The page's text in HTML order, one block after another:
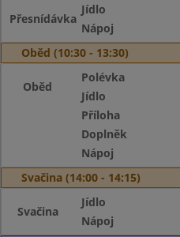
Přesnídávka
Jídlo
Nápoj
Oběd (10:30 - 13:30)
Oběd
Polévka
Jídlo
Příloha
Doplněk
Nápoj
Svačina (14:00 - 14:15)
Svačina
Jídlo
Nápoj